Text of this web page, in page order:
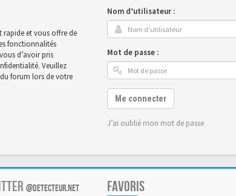
rapide et vous offre de
fonctionnalités
d’avoir pris
Veuillez
forum lors de votre
Nom d’utilisateur :
Mot de passe :
Me connecter
J’ai oublié mon mot de passe
@DETECTEUR.NET FAVORIS